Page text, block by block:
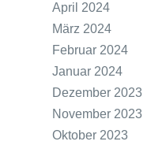
April 2024
März 2024
Februar 2024
Januar 2024
Dezember 2023
November 2023
Oktober 2023